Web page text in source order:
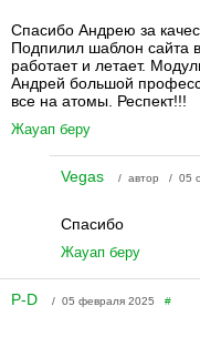
Спасибо Андрею за
Подпилил шаблон сайта
работает и летает.
Андрей большой
все на атомы. Респект!!!
Жауап беру
Vegas / автор / 05
Спасибо
Жауап беру
P-D / 05 февраля 2025 #